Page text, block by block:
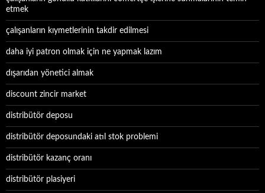
etmek
çalışanların kıymetlerinin takdir edilmesi
daha iyi patron olmak için ne yapmak lazım
dışarıdan yönetici almak
discount zincir market
distribütör deposu
distribütör deposundaki atıl stok problemi
distribütör kazanç oranı
distribütör plasiyeri